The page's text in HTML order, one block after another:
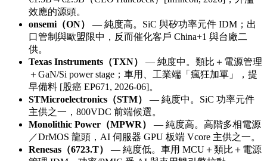
效應的源頭。
onsemi（ON）
— 純度高。SiC 與矽功率元件 IDM；出
口管制與歐盟限中，反而催化客戶 China+1 與台廠二
供。
Texas Instruments（TXN）
— 純度中。類比＋電源管理
＋GaN/Si power stage；車用、工業端「瘋狂加單」，提
早備料 [股癌 EP671, 2026-06]。
STMicroelectronics（STM）
— 純度中。SiC 功率元件
主供之一，800VDC 前端候選。
Monolithic Power（MPWR）
— 純度高。高階多相電源
／DrMOS 龍頭，AI 伺服器 GPU 板端 Vcore 主供之一。
Renesas（6723.T）
— 純度低。車用 MCU＋類比＋電源